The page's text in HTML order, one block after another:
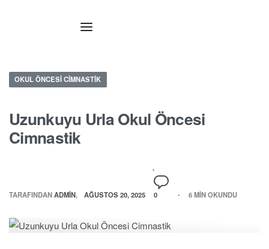
OKUL ÖNCESI CIMNASTIK
Uzunkuyu Urla Okul Öncesi
Cimnastik
TARAFINDANADMIN AĞUSTOS 20, 2025 0 6 MIN OKUNDU